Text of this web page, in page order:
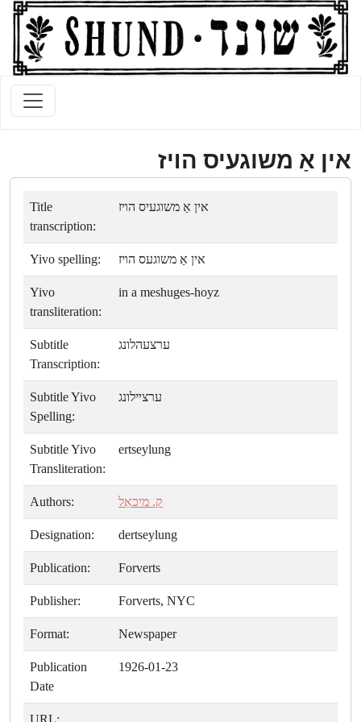
אין אַ משוגעיס הױז
Title
transcription:
אין אַ משוגעיס הױז
Yivo spelling: אין אַ משוגעס הױז
Yivo
transliteration:
in a meshuges-hoyz
Subtitle
Transcription:
ערצעהלונג
Subtitle Yivo
Spelling:
ערצײלונג
Subtitle Yivo
Transliteration:
ertseylung
Authors: ק. מיכאַל
Designation: dertseylung
Publication: Forverts
Publisher: Forverts, NYC
Format: Newspaper
Publication
Date
1926-01-23
URL: